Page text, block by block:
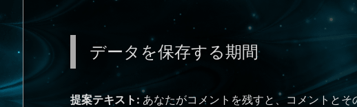
データを保存する期間
提案テキスト: あなたがコメントを残すと、コメントと